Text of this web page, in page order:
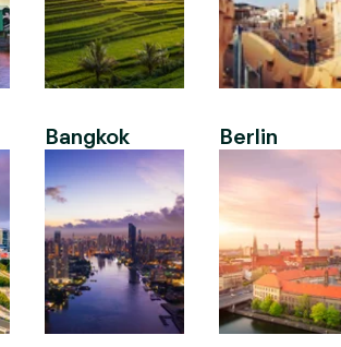
Bangkok Berlin